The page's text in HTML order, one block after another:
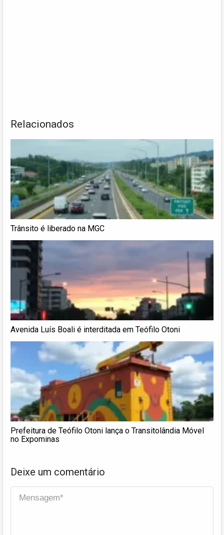
Relacionados
Trânsito é liberado na MGC
Avenida Luís Boali é interditada em Teófilo Otoni
Prefeitura de Teófilo Otoni lança o Transitolândia Móvel
no Expominas
Deixe um comentário